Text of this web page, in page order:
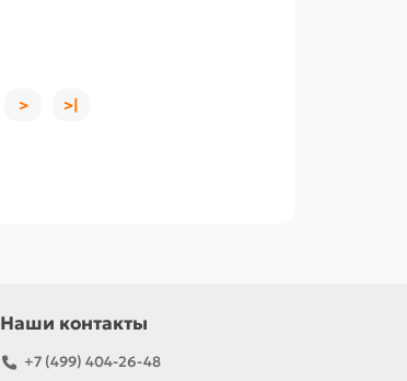
> >|
Наши контакты
+7 (499) 404-26-48